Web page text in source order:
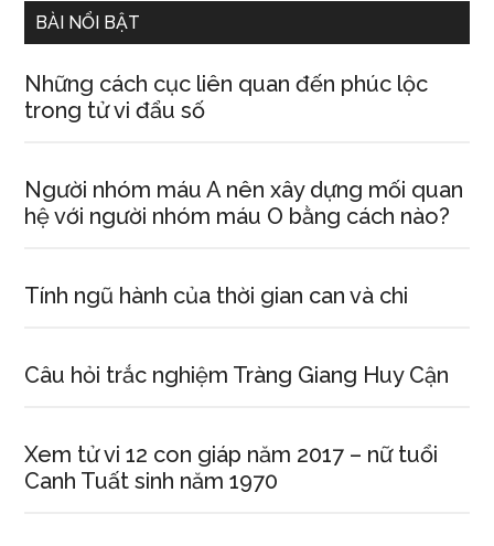
BÀI NỔI BẬT
Những cách cục liên quan đến phúc lộc
trong tử vi đẩu số
Người nhóm máu A nên xây dựng mối quan
hệ với người nhóm máu O bằng cách nào?
Tính ngũ hành của thời gian can và chi
Câu hỏi trắc nghiệm Tràng Giang Huy Cận
Xem tử vi 12 con giáp năm 2017 – nữ tuổi
Canh Tuất sinh năm 1970